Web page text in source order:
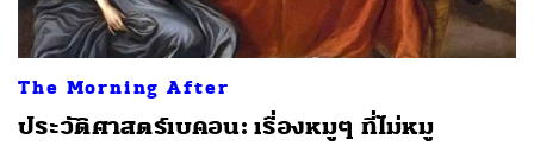
The Morning After
ประวัติศาสตร์เบคอน: เรื่องหมูๆ ที่ไม่หมู